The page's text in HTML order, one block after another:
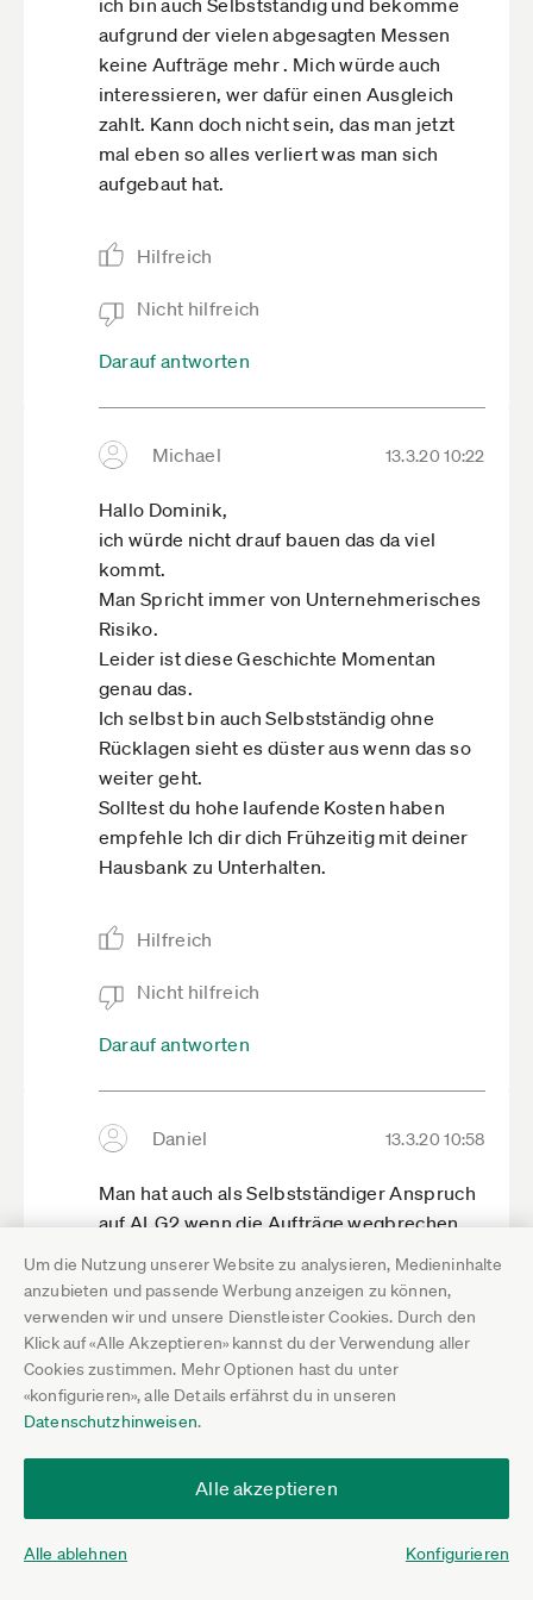
Um die Nutzung unserer Website zu analysieren, Medieninhalte
anzubieten und passende Werbung anzeigen zu können,
verwenden wir und unsere Dienstleister Cookies. Durch den
Klick auf «Alle Akzeptieren» kannst du der Verwendung aller
Cookies zustimmen. Mehr Optionen hast du unter
«konfigurieren», alle Details erfährst du in unseren
Datenschutzhinweisen.
Alle akzeptieren
Alle ablehnen Konfigurieren
ich bin auch Selbstständig und bekomme
aufgrund der vielen abgesagten Messen
keine Aufträge mehr . Mich würde auch
interessieren, wer dafür einen Ausgleich
zahlt. Kann doch nicht sein, das man jetzt
mal eben so alles verliert was man sich
aufgebaut hat.
Hilfreich
Nicht hilfreich
Darauf antworten
Michael 13.3.20 10:22
Hallo Dominik,
ich würde nicht drauf bauen das da viel
kommt.
Man Spricht immer von Unternehmerisches
Risiko.
Leider ist diese Geschichte Momentan
genau das.
Ich selbst bin auch Selbstständig ohne
Rücklagen sieht es düster aus wenn das so
weiter geht.
Solltest du hohe laufende Kosten haben
empfehle Ich dir dich Frühzeitig mit deiner
Hausbank zu Unterhalten.
Hilfreich
Nicht hilfreich
Darauf antworten
Daniel 13.3.20 10:58
Man hat auch als Selbstständiger Anspruch
auf ALG2 wenn die Aufträge wegbrechen
und man weniger als 15 Stunden pro Woche
Arbeit hat, so kann man zumindest mal
seine Miete abdecken. Ich hoffe die Ämter
sind aufgrund der Lage da auch etwas
flexibler als normal - es ist zwar nicht viel,
aber besser als nichts. Ist auf jeden Fall
einen Versuch wert, da sich bis Ende April
ja nicht viel bessern wird.